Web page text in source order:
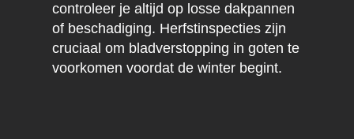
controleer je altijd op losse dakpannen
of beschadiging. Herfstinspecties zijn
cruciaal om bladverstopping in goten te
voorkomen voordat de winter begint.